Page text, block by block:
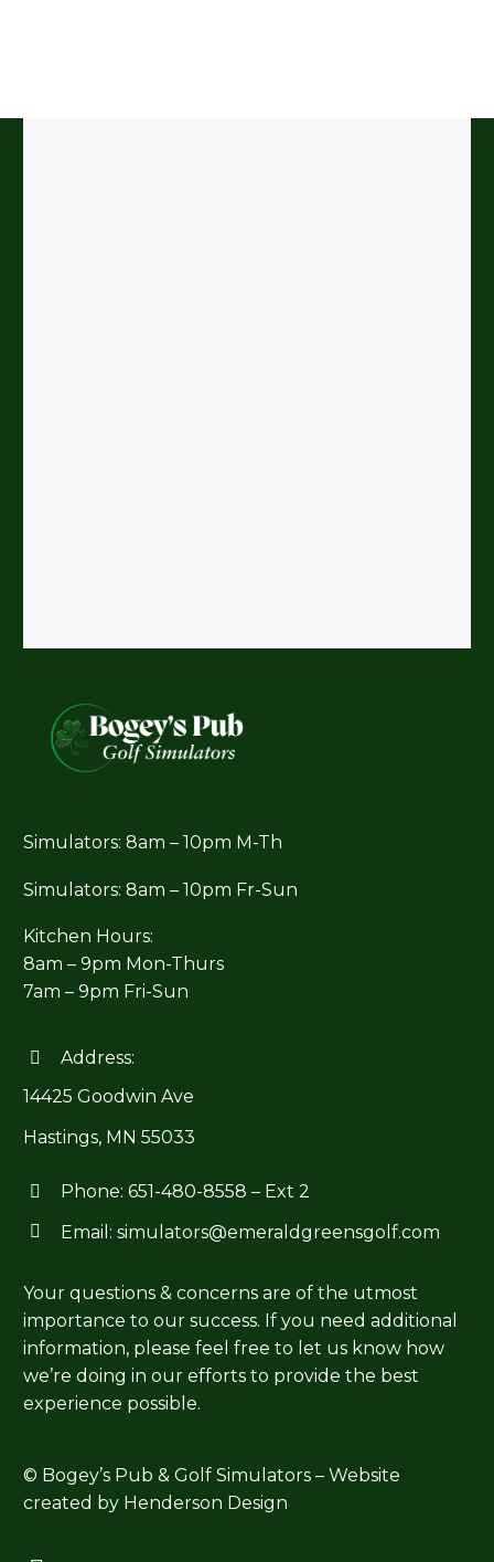
Simulators: 8am – 10pm M-Th
Simulators: 8am – 10pm Fr-Sun
Kitchen Hours:
8am – 9pm Mon-Thurs
7am – 9pm Fri-Sun


Address:
14425 Goodwin Ave
Hastings, MN 55033

 Phone: 651-480-8558 – Ext 2

 Email: simulators@emeraldgreensgolf.com
Your questions & concerns are of the utmost
importance to our success. If you need additional
information, please feel free to let us know how
we’re doing in our efforts to provide the best
experience possible.
© Bogey’s Pub & Golf Simulators – Website
created by Henderson Design